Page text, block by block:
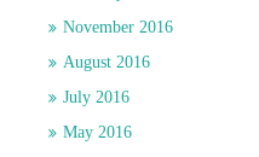
November 2016
August 2016
July 2016
May 2016